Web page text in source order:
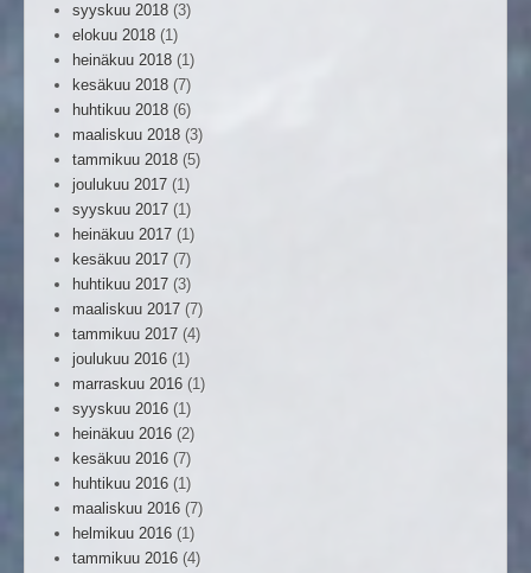
syyskuu 2018 (3)
elokuu 2018 (1)
heinäkuu 2018 (1)
kesäkuu 2018 (7)
huhtikuu 2018 (6)
maaliskuu 2018 (3)
tammikuu 2018 (5)
joulukuu 2017 (1)
syyskuu 2017 (1)
heinäkuu 2017 (1)
kesäkuu 2017 (7)
huhtikuu 2017 (3)
maaliskuu 2017 (7)
tammikuu 2017 (4)
joulukuu 2016 (1)
marraskuu 2016 (1)
syyskuu 2016 (1)
heinäkuu 2016 (2)
kesäkuu 2016 (7)
huhtikuu 2016 (1)
maaliskuu 2016 (7)
helmikuu 2016 (1)
tammikuu 2016 (4)